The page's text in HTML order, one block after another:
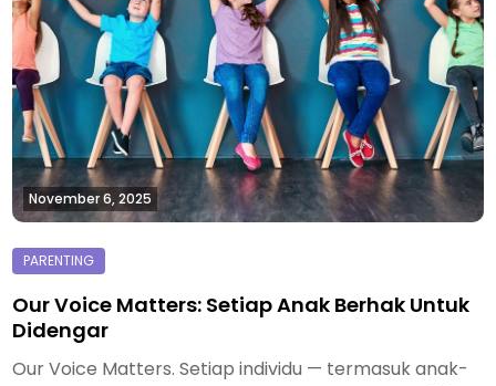
November 6, 2025
Our Voice Matters: Setiap Anak Berhak Untuk
Didengar
Our Voice Matters. Setiap individu — termasuk anak-